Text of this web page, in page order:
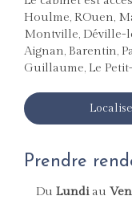
Houlme, ROuen,
Montville, Déville-
Aignan, Barentin,
Guillaume, Le
Prendre
Du Lundiau